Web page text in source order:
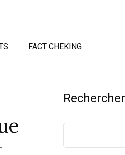
FACT CHEKING
Rechercher